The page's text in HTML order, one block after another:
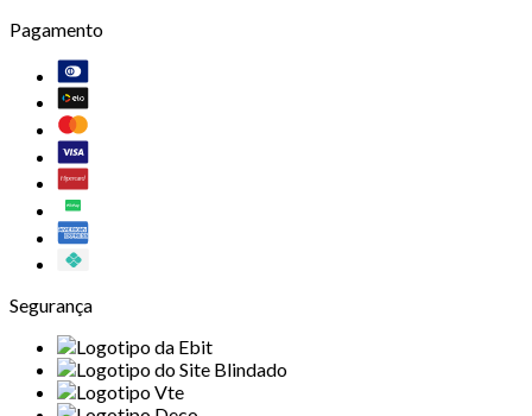
Pagamento
Segurança